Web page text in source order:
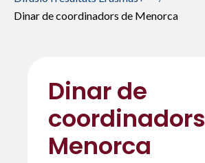
Dinar de coordinadors de Menorca
Dinar de
Menorca